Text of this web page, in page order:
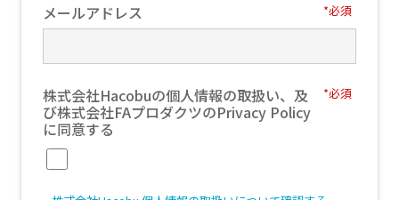
*
メールアドレス
*
株式会社Hacobuの個人情報の取扱い、及
び株式会社FAプロダクツのPrivacy Policy
に同意する